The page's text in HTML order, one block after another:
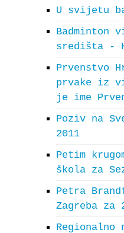
U svijetu
Badminton
središta -
Prvenstvo
prvake iz
je ime
Poziv na
2011
Petim
škola za
Petra
Zagreba za